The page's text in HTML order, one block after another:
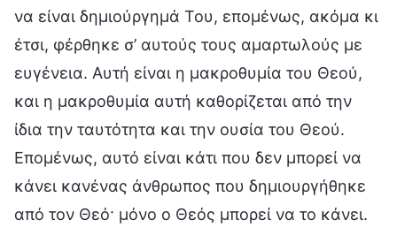
να είναι δημιούργημά Του, επομένως, ακόμα κι
έτσι, φέρθηκε σ’ αυτούς τους αμαρτωλούς με
ευγένεια. Αυτή είναι η μακροθυμία του Θεού,
και η μακροθυμία αυτή καθορίζεται από την
ίδια την ταυτότητα και την ουσία του Θεού.
Επομένως, αυτό είναι κάτι που δεν μπορεί να
κάνει κανένας άνθρωπος που δημιουργήθηκε
από τον Θεό· μόνο ο Θεός μπορεί να το κάνει.